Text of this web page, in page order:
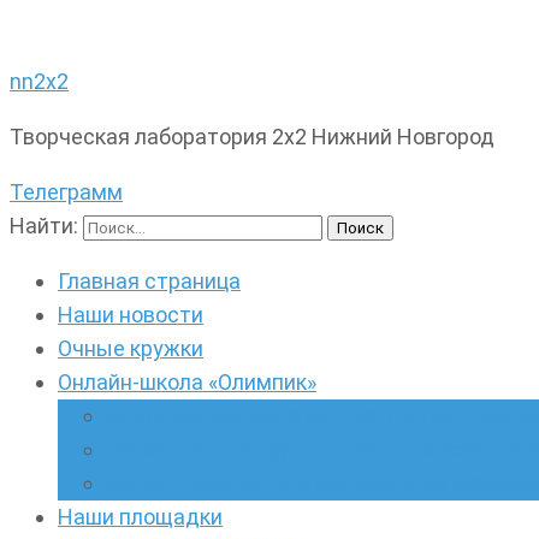
nn2x2
Творческая лаборатория 2х2 Нижний Новгород
Телеграмм
Найти:
Главная страница
Наши новости
Очные кружки
Онлайн-школа «Олимпик»
Наши площадки